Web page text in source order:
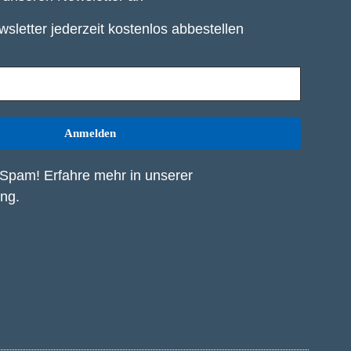
jederzeit kostenlos abbestellen
Erfahre mehr in unserer
.